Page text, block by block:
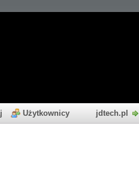
Użytkownicy jdtech.pl